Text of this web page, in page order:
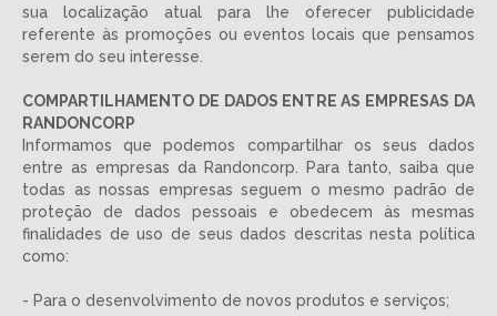
sua localização atual para lhe oferecer publicidade
referente às promoções ou eventos locais que pensamos
serem do seu interesse.
COMPARTILHAMENTO DE DADOS ENTRE AS EMPRESAS DA
RANDONCORP
Informamos que podemos compartilhar os seus dados
entre as empresas da Randoncorp. Para tanto, saiba que
todas as nossas empresas seguem o mesmo padrão de
proteção de dados pessoais e obedecem às mesmas
finalidades de uso de seus dados descritas nesta política
como:
- Para o desenvolvimento de novos produtos e serviços;